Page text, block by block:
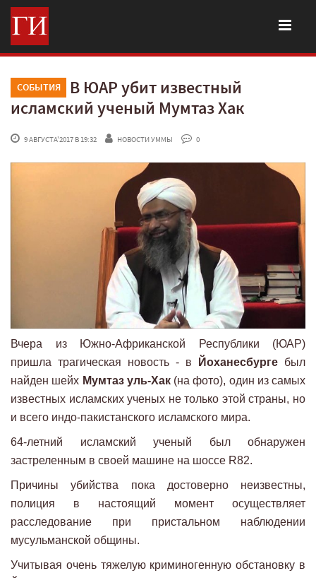
СОБЫТИЯ
В ЮАР убит известный
исламский ученый Мумтаз Хак
9 АВГУСТА'2017 В 19:32 НОВОСТИ УММЫ 0
Вчера из Южно-Африканской Республики (ЮАР)
пришла трагическая новость - в
Йоханесбурге был
найден шейх Мумтаз уль-Хак(на фото), один из самых
известных исламских ученых не только этой страны, но
и всего индо-пакистанского исламского мира.
64-летний исламский ученый был обнаружен
застреленным в своей машине на шоссе R82.
Причины убийства пока достоверно неизвестны,
полиция в настоящий момент осуществляет
расследование при пристальном наблюдении
мусульманской общины.
Учитывая очень тяжелую криминогенную обстановку в